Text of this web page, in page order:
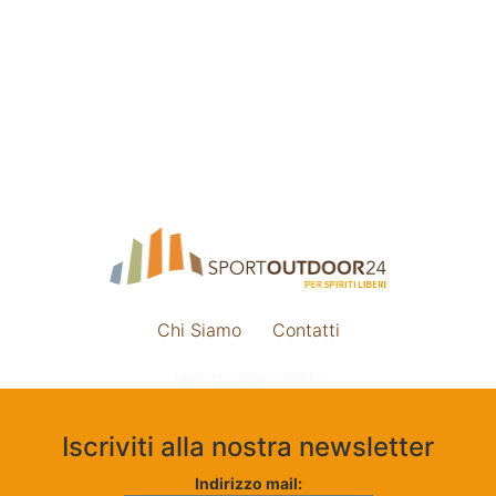
Chi Siamo Contatti
Iscriviti alla nostra newsletter
Indirizzo mail: